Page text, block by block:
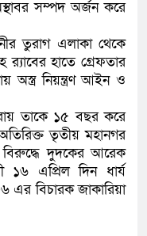
সম্পদ অর্জন করে
তুরাগ এলাকা থেকে
হাতে গ্রেফতার
অস্ত্র নিয়ন্ত্রণ আইন ও
তাকে ১৫ বছর করে
তৃতীয় মহানগর
দুদকের আরেক
১৬ এপ্রিল দিন ধার্য
বিচারক জাকারিয়া